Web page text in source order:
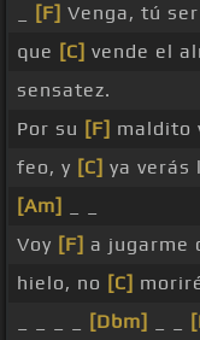
[F] Venga, tú
que [C] vende el
sensatez.
Por su [F] maldito
feo, y [C] ya verás
[Am]
Voy [F] a jugarme
hielo, no [C]
[Dbm]